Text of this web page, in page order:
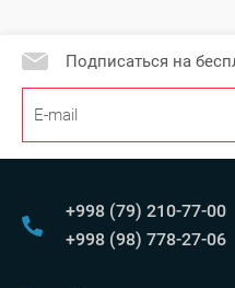
Подписаться на
+998 (79) 210-77-00
+998 (98) 778-27-06